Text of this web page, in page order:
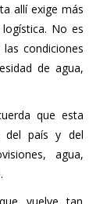
allí exige más
No es
condiciones
de agua,
que esta
del país y del
agua,